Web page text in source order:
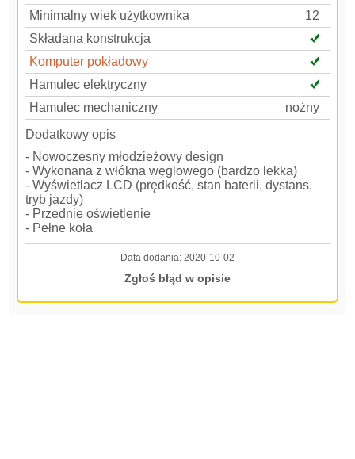
Minimalny wiek użytkownika
12
Składana konstrukcja
Komputer pokładowy
Hamulec elektryczny
Hamulec mechaniczny
nożny
Dodatkowy opis
- Nowoczesny młodzieżowy design
- Wykonana z włókna węglowego (bardzo lekka)
- Wyświetlacz LCD (prędkość, stan baterii, dystans,
tryb jazdy)
- Przednie oświetlenie
- Pełne koła
Data dodania: 2020-10-02
Zgłoś błąd w opisie